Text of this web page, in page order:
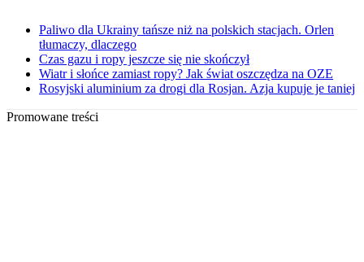
Paliwo dla Ukrainy tańsze niż na polskich stacjach. Orlen
tłumaczy, dlaczego
Czas gazu i ropy jeszcze się nie skończył
Wiatr i słońce zamiast ropy? Jak świat oszczędza na OZE
Rosyjski aluminium za drogi dla Rosjan. Azja kupuje je taniej
Promowane treści